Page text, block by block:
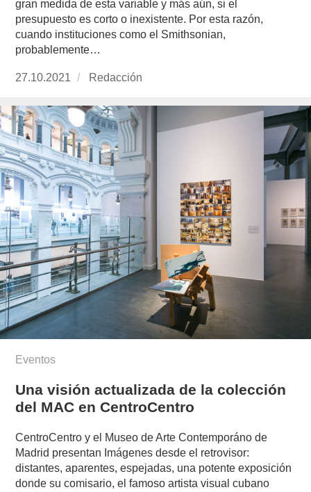
gran medida de esta variable y más aún, si el
presupuesto es corto o inexistente. Por esta razón,
cuando instituciones como el Smithsonian,
probablemente…
Publicado
27.10.2021 https://www.experimenta.es/author/redaccion/
Redacción
Eventos
Una visión actualizada de la colección
del MAC en CentroCentro
CentroCentro y el Museo de Arte Contemporáno de
Madrid presentan Imágenes desde el retrovisor:
distantes, aparentes, espejadas, una potente exposición
donde su comisario, el famoso artista visual cubano